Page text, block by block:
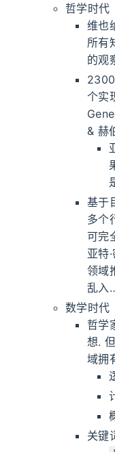
哲学时代
维也
所有
的观
个实
& 赫
基于
多个
可完
亚特
领域
乱入
数学时代
哲学
想.
域拥
关键